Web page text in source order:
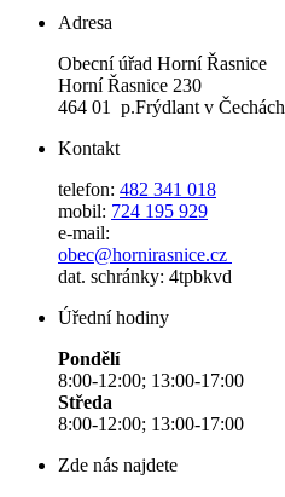
Adresa
Obecní úřad Horní Řasnice
Horní Řasnice 230
464 01 p.Frýdlant v Čechách
Kontakt
telefon: 482 341 018
mobil: 724 195 929
e-mail:
obec@hornirasnice.cz
dat. schránky: 4tpbkvd
Úřední hodiny
Pondělí
8:00-12:00; 13:00-17:00
Středa
8:00-12:00; 13:00-17:00
Zde nás najdete